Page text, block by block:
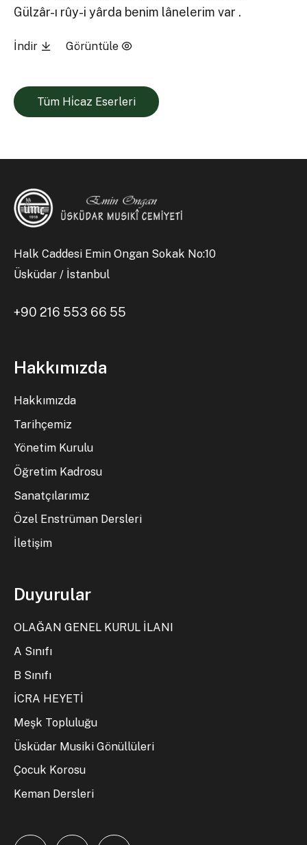
Gülzâr-ı rûy-i yârda benim lânelerim var .
İndir Görüntüle
Tüm Hi̇caz Eserleri
Halk Caddesi Emin Ongan Sokak No:10
Üsküdar / İstanbul
+90 216 553 66 55
Hakkımızda
Hakkımızda
Tarihçemiz
Yönetim Kurulu
Öğretim Kadrosu
Sanatçılarımız
Özel Enstrüman Dersleri
İletişim
Duyurular
OLAĞAN GENEL KURUL İLANI
A Sınıfı
B Sınıfı
İCRA HEYETİ
Meşk Topluluğu
Üsküdar Musiki Gönüllüleri
Çocuk Korosu
Keman Dersleri